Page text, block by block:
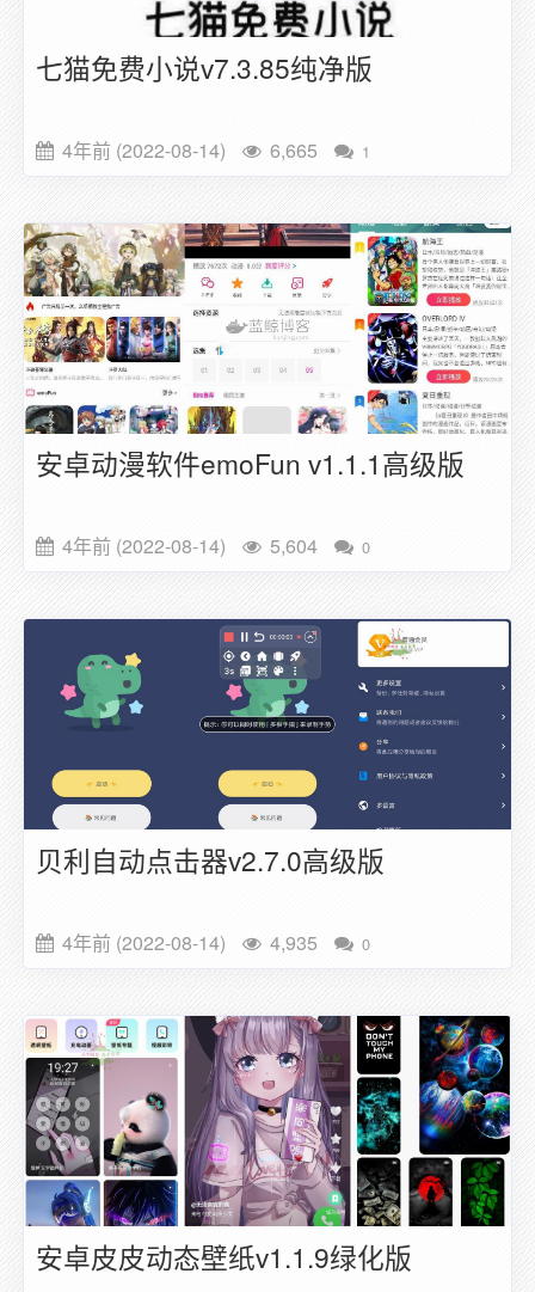
七猫免费小说v7.3.85纯净版
4年前 (2022-08-14) 6,665 1
安卓动漫软件emoFun v1.1.1高级版
4年前 (2022-08-14) 5,604 0
贝利自动点击器v2.7.0高级版
4年前 (2022-08-14) 4,935 0
安卓皮皮动态壁纸v1.1.9绿化版